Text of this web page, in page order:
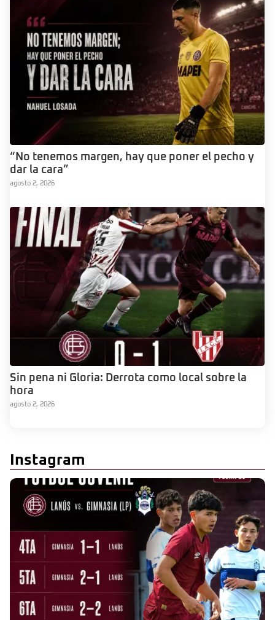
“No tenemos margen, hay que poner el pecho y
dar la cara”
agosto 2, 2026
Sin pena ni Gloria: Derrota como local sobre la
hora
agosto 2, 2026
Instagram